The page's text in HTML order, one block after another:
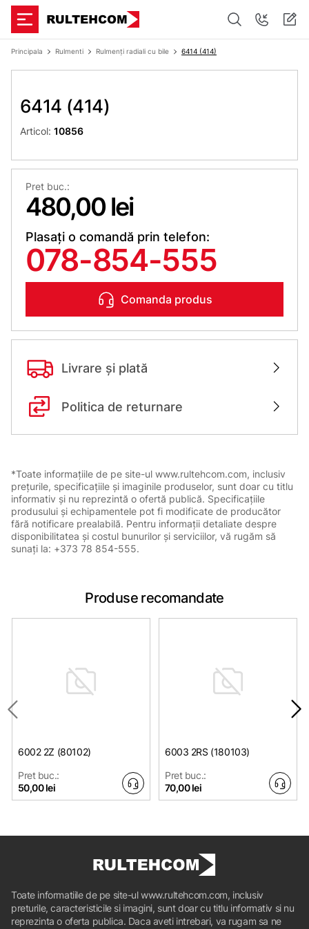
Principala Rulmenti Rulmenți radiali cu bile 6414 (414)
6414 (414)
Articol: 10856
Pret buc.:
480,00 lei
Plasați o comandă prin telefon:
078-854-555
Comanda produs
Livrare și plată
Politica de returnare
*Toate informațiile de pe site-ul www.rultehcom.com, inclusiv
prețurile, specificațiile și imaginile produselor, sunt doar cu titlu
informativ și nu reprezintă o ofertă publică. Specificațiile
produsului și echipamentele pot fi modificate de producător
fără notificare prealabilă. Pentru informații detaliate despre
disponibilitatea și costul bunurilor și serviciilor, vă rugăm să
sunați la: +373 78 854-555.
Produse recomandate
6002 2Z (80102)
Pret buc.:
50,00 lei
6003 2RS (180103)
Pret buc.:
70,00 lei
Toate informatiile de pe site-ul www.rultehcom.com, inclusiv
preturile, caracteristicile si imagini, sunt doar cu titlu informativ si nu
reprezinta o oferta publica. Daca aveti intrebari, va rugam sa ne